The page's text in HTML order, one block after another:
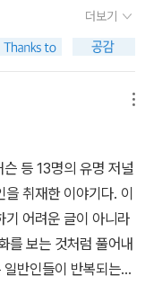
창조적인 환경에서
산성을 높이고, 비용
들기 위해서는 역시
전을 갖고 올바른 정
대하여 부동산 가격
티브를 제공하며, 교
환경을 조성하는 등
들이 필독서로 읽었으
이라인이 쇠퇴하는 도
사실이다. 스프롤
으로 합당한 주택을
았다는 사실이다. 건
흥밋거리를 갖춘 오
인 사람들을 끌어들일
장 자크 루소는 ˝도
유명한말을 남겼지만,
가장 밝게 빛나게 만
다른 인간으로부터
꿔버려야 한다고도 하
까운 순으로 좋은 집,
국도 집값이 하늘 높
보았으나, 정권만 민
배될 수 있다고 믿고
이라면 모두 투기꾼
것 때문만인지, 왜 사
하게 분석하고, 그것으
이며, 그렇다면 어떻게
인지를 섬세하게 고민
아직 깨달음은 그리 높
더보기
등 13명의 유명 저널
취재한 이야기다. 이
기 어려운 글이 아니라
를 보는 것처럼 풀어내
반인들이 반복되는